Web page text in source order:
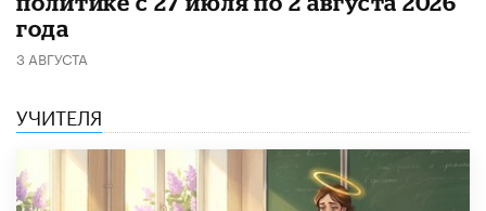
года
3 АВГУСТА
УЧИТЕЛЯ